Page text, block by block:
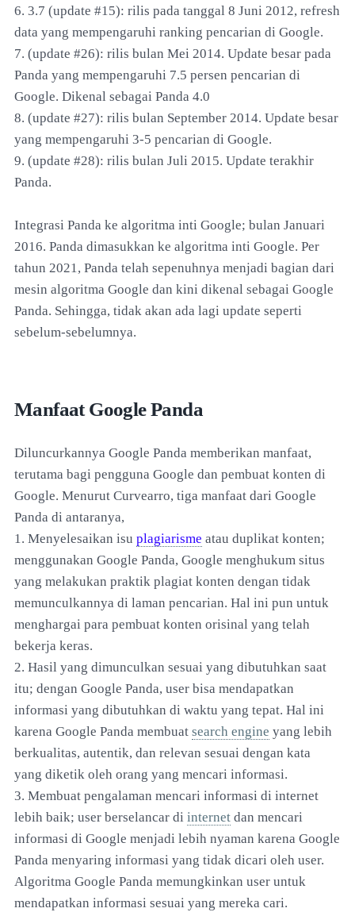
6. 3.7 (update #15): rilis pada tanggal 8 Juni 2012, refresh
data yang mempengaruhi ranking pencarian di Google.
7. (update #26): rilis bulan Mei 2014. Update besar pada
Panda yang mempengaruhi 7.5 persen pencarian di
Google. Dikenal sebagai Panda 4.0
8. (update #27): rilis bulan September 2014. Update besar
yang mempengaruhi 3-5 pencarian di Google.
9. (update #28): rilis bulan Juli 2015. Update terakhir
Panda.
Integrasi Panda ke algoritma inti Google; bulan Januari
2016. Panda dimasukkan ke algoritma inti Google. Per
tahun 2021, Panda telah sepenuhnya menjadi bagian dari
mesin algoritma Google dan kini dikenal sebagai Google
Panda. Sehingga, tidak akan ada lagi update seperti
sebelum-sebelumnya.
Manfaat Google Panda
Diluncurkannya Google Panda memberikan manfaat,
terutama bagi pengguna Google dan pembuat konten di
Google. Menurut Curvearro, tiga manfaat dari Google
Panda di antaranya,
1. Menyelesaikan isu plagiarisme atau duplikat konten;
menggunakan Google Panda, Google menghukum situs
yang melakukan praktik plagiat konten dengan tidak
memunculkannya di laman pencarian. Hal ini pun untuk
menghargai para pembuat konten orisinal yang telah
bekerja keras.
2. Hasil yang dimunculkan sesuai yang dibutuhkan saat
itu; dengan Google Panda, user bisa mendapatkan
informasi yang dibutuhkan di waktu yang tepat. Hal ini
karena Google Panda membuat search engine yang lebih
berkualitas, autentik, dan relevan sesuai dengan kata
yang diketik oleh orang yang mencari informasi.
3. Membuat pengalaman mencari informasi di internet
lebih baik; user berselancar di internet dan mencari
informasi di Google menjadi lebih nyaman karena Google
Panda menyaring informasi yang tidak dicari oleh user.
Algoritma Google Panda memungkinkan user untuk
mendapatkan informasi sesuai yang mereka cari.